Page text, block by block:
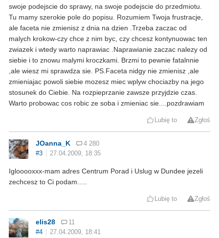
swoje podejscie do sprawy, na swoje podejscie do przedmiotu.
Tu mamy szerokie pole do popisu. Rozumiem Twoja frustracje,
ale faceta nie zmienisz z dnia na dzien .Trzeba zaczac od
malych krokow-czy chce z nim byc, czy chcesz kontynuowac ten
zwiazek i wtedy warto naprawiac .Naprawianie zaczac nalezy od
siebie i to znowu malymi kroczkami. Brzmi to pewnie fatalnnie
,ale wiesz mi sprawdza sie. PS.Faceta nidgy nie zmienisz ,ale
zmieniajac powoli siebie mozesz miec wplyw chociazby na jego
stosunek do Ciebie. Na rozpieprzanie zawsze przyjdzie czas.
Warto probowac cos robic ze soba i zmieniac sie....pozdrawiam
Lubię to Zgłoś
JOanna_K
4 280
#3
27.04.2009, 18:35
Iglooooxxx-mam adres Centrum Porad i Uslug w Dundee jezeli
zechcesz to Ci podam.....
Lubię to Zgłoś
elis28
11
#4
27.04.2009, 18:41